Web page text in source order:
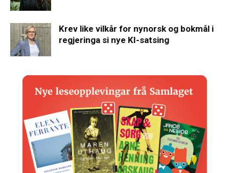
Krev like vilkår for nynorsk og bokmål i
regjeringa si nye KI-satsing